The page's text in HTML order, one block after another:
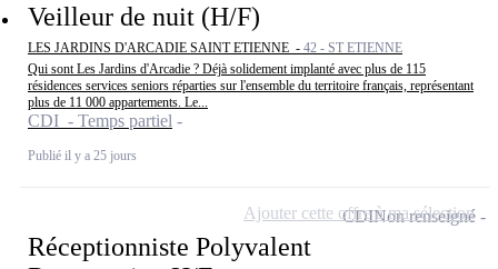
Veilleur de nuit (H/F)
LES JARDINS D'ARCADIE SAINT ETIENNE - 42 - ST ETIENNE
Qui sont Les Jardins d'Arcadie ? Déjà solidement implanté avec plus de 115
résidences services seniors réparties sur l'ensemble du territoire français, représentant
plus de 11 000 appartements. Le...
CDI - Temps partiel
Publié il y a 25 jours
Réceptionniste Polyvalent
CDINon renseigné
Ajouter cette offre à ma sélection